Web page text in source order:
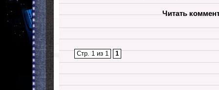
Читать
Стр. 1 из 1 1